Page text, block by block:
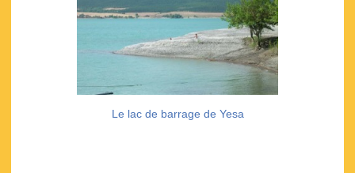
Le lac de barrage de Yesa